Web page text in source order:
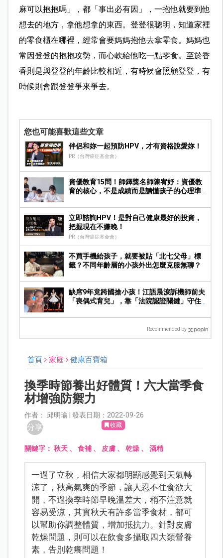
麻可以抱抱嗎」，都「事出必有因」， 一抱他就要到他
想去的地方，拿他想拿的東西。登登很聰明，知道家裡
的零食櫃在哪裡，經常會要媽媽抱他去拿零食。媽媽也
常因登登的抱抱攻勢，而心軟給他吃一點零食。至於香
香則是與登登的年齡比較相近，有時候會照顧登登，有
時候則會跟登登爭來爭去。
您也可能喜歡這些文章
伴侶和妳一起預防HPV，才有資格說愛妳！
PR（台灣癌症基金會）
資優教育15問！師鐸獎名師陳宥妤：資優教
育的核心，不是成績而是讀懂孩子的心理準
立即諮詢HPV！是對自己健康最好的投資，
把握現在不嫌晚！
PR（台灣癌症基金會）
不買手機給孩子，就要被貼「北七父母」標
籤？不同年齡層的小孩外出怎麼克服無聊？
缺席9年竟跨國搶小孩！江語晨淚訴機師前夫
「喪偶式育兒」，靠「法院認證關鍵」守住
Recommended by
首頁 家庭 健康百寶箱
換季時節養出好體質！六大當季食
材增強防禦力
作者： 邱明瑜 | 發表日期：2022-09-26
分享 收藏
關鍵字：秋天 、食補 、 皮膚 、乾燥 、酒精
一過了立秋，相信大家都明顯感覺到天氣轉
涼了，秋高氣爽的季節，讓人忍不住食欲大
開，不過換季時節早晚溫差大，稍不注意就
容易受涼，其實秋天有許多當季食材，都可
以幫助你調整體質，增加抵抗力。針對皮膚
乾燥問題，則可以在飲食多攝取四大類營養
素，告別乾癢問題！